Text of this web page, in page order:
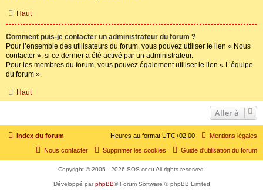
Haut
Comment puis-je contacter un administrateur du forum ?
Pour l’ensemble des utilisateurs du forum, vous pouvez utiliser le lien « Nous
contacter », si ce dernier a été activé par un administrateur.
Pour les membres du forum, vous pouvez également utiliser le lien « L’équipe
du forum ».
Haut
Aller à
Index du forum Mentions légales
Heures au format UTC+02:00
Guide d'utilisation du forum
Supprimer les cookies
Nous contacter
Copyright © 2005 - 2026 SOS cocu All rights reserved.
Développé parphpBB® Forum Software © phpBB Limited